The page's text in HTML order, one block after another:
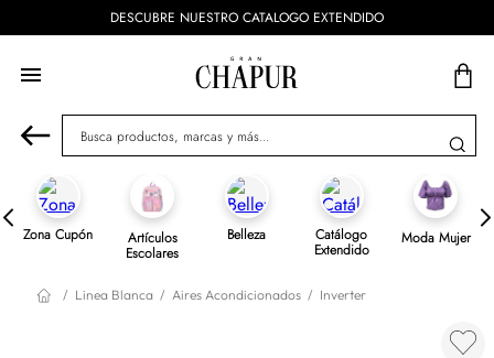
DESCUBRE NUESTRO CATALOGO EXTENDIDO
Busca productos, marcas y más...
Zona Cupón Artículos
Escolares
Belleza Catálogo
Extendido
Moda Mujer
Linea Blanca Aires Acondicionados Inverter